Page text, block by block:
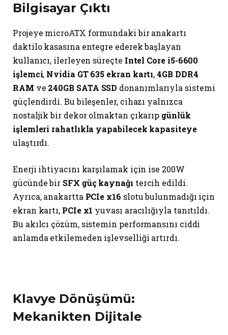
Bilgisayar Çıktı
Projeye microATX formundaki bir anakartı
daktilo kasasına entegre ederek başlayan
kullanıcı, ilerleyen süreçte Intel Core i5-6600
işlemci, Nvidia GT 635 ekran kartı,4GB DDR4
RAM ve 240GB SATA SSD donanımlarıyla sistemi
güçlendirdi. Bu bileşenler, cihazı yalnızca
nostaljik bir dekor olmaktan çıkarıp günlük
işlemleri rahatlıkla yapabilecek kapasiteye
ulaştırdı.
Enerji ihtiyacını karşılamak için ise 200W
gücünde bir SFX güç kaynağı tercih edildi.
Ayrıca, anakartta PCIe x16 slotu bulunmadığı için
ekran kartı, PCIe x1 yuvası aracılığıyla tanıtıldı.
Bu akılcı çözüm, sistemin performansını ciddi
anlamda etkilemeden işlevselliği artırdı.
Klavye Dönüşümü:
Mekanikten Dijitale